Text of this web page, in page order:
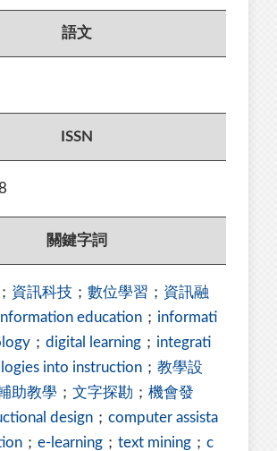
語文
ISSN
關鍵字詞
； 資訊科技 ； 數位學習 ； 資訊融
education ； informati
； digital learning ； integrati
into instruction ； 教學設
助教學 ； 文字探勘 ； 機會發
design ； computer assista
； e-learning ； text mining ； c